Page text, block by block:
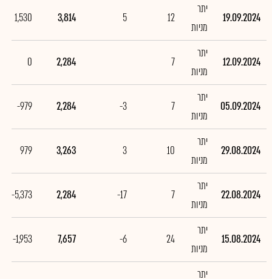
19.09.2024
יתר
מניות
12
5
3,814
1,530
12.09.2024
יתר
מניות
7
2,284
0
05.09.2024
יתר
מניות
7
-3
2,284
-979
29.08.2024
יתר
מניות
10
3
3,263
979
22.08.2024
יתר
מניות
7
-17
2,284
-5,373
15.08.2024
יתר
מניות
24
-6
7,657
-1,953
יתר